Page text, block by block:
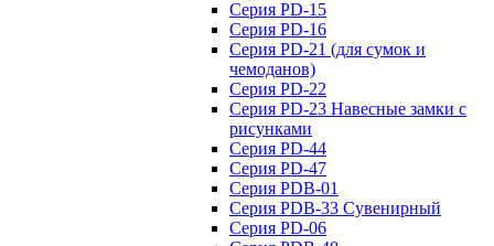
Серия PD-15
Серия PD-16
Серия PD-21 (для сумок и
чемоданов)
Серия PD-22
Серия PD-23 Навесные замки с
рисунками
Серия PD-44
Серия PD-47
Серия PDB-01
Серия PDB-33 Сувенирный
Серия PD-06